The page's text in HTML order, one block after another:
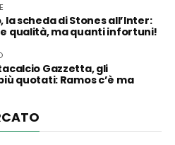
la scheda di Stones all’Inter:
qualità, ma quanti infortuni!
Gazzetta, gli
quotati: Ramos c’è ma